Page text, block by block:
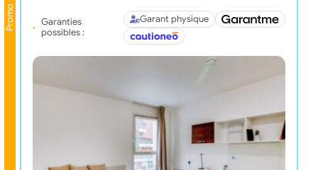
Promo
Garanties
possibles :
Garant physique